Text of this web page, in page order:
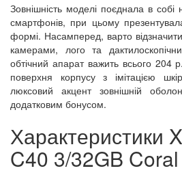
Зовнішність моделі поєднала в
смартфонів, при цьому
формі. Насамперед, варто
камерами, лого та
обтічний апарат важить всього 204
поверхня корпусу з імітацією
люксовий акцент зовнішній
додатковим бонусом.
Характеристики
C40 3/32GB